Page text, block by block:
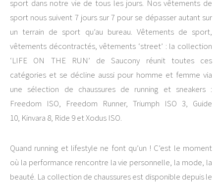
sport dans notre vie de tous les jours. Nos vêtements de
sport nous suivent 7 jours sur 7 pour se dépasser autant sur
un terrain de sport qu’au bureau. Vêtements de sport,
vêtements décontractés, vêtements ‘street’ : la collection
‘LIFE ON THE RUN’ de Saucony réunit toutes ces
catégories et se décline aussi pour homme et femme via
une sélection de chaussures de running et sneakers :
Freedom ISO, Freedom Runner, Triumph ISO 3, Guide
10, Kinvara 8, Ride 9 et Xodus ISO.
Quand running et lifestyle ne font qu’un ! C’est le moment
où la performance rencontre la vie personnelle, la mode, la
beauté. La collection de chaussures est disponible depuis le